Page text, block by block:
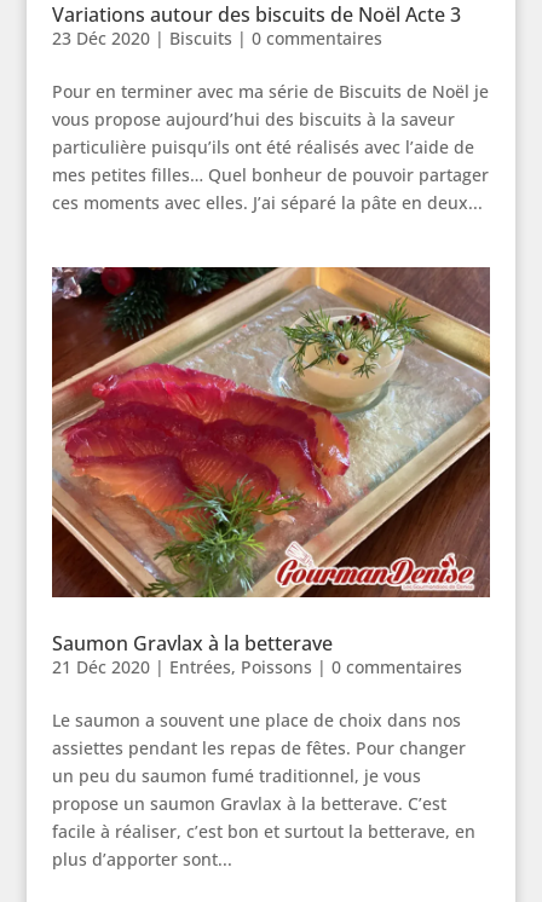
Variations autour des biscuits de Noël Acte 3
23 Déc 2020| Biscuits | 0 commentaires
Pour en terminer avec ma série de Biscuits de Noël je
vous propose aujourd’hui des biscuits à la saveur
particulière puisqu’ils ont été réalisés avec l’aide de
mes petites filles… Quel bonheur de pouvoir partager
ces moments avec elles. J’ai séparé la pâte en deux...
Saumon Gravlax à la betterave
21 Déc 2020| Entrées, Poissons | 0 commentaires
Le saumon a souvent une place de choix dans nos
assiettes pendant les repas de fêtes. Pour changer
un peu du saumon fumé traditionnel, je vous
propose un saumon Gravlax à la betterave. C’est
facile à réaliser, c’est bon et surtout la betterave, en
plus d’apporter sont...